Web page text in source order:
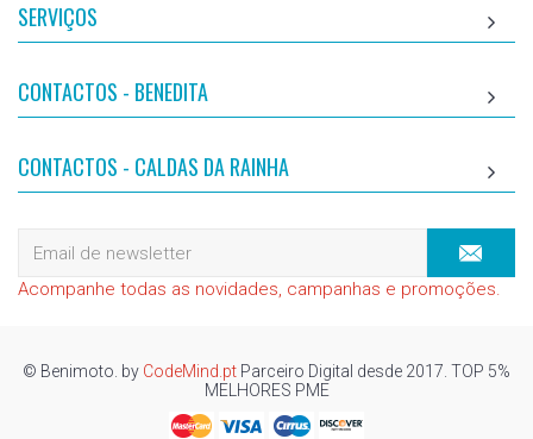
SERVIÇOS
CONTACTOS - BENEDITA
CONTACTOS - CALDAS DA RAINHA
Acompanhe todas as novidades, campanhas e promoções.
© Benimoto. by CodeMind.pt Parceiro Digital desde 2017. TOP 5%
MELHORES PME